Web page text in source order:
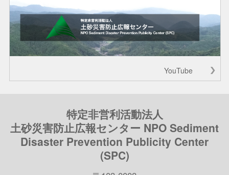
YouTube
特定非営利活動法人
土砂災害防止広報センター NPO Sediment
Disaster Prevention Publicity Center
(SPC)